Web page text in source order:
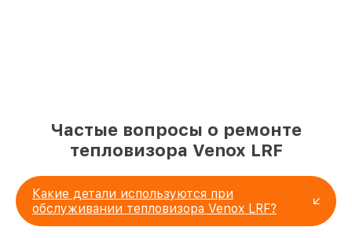
Частые вопросы о ремонте
тепловизора Venox LRF
Какие детали используются при
обслуживании тепловизора Venox LRF?